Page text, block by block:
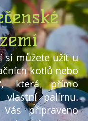
si můžete užít u
kotlů nebo
která přímo
vlastní palírnu.
připraveno